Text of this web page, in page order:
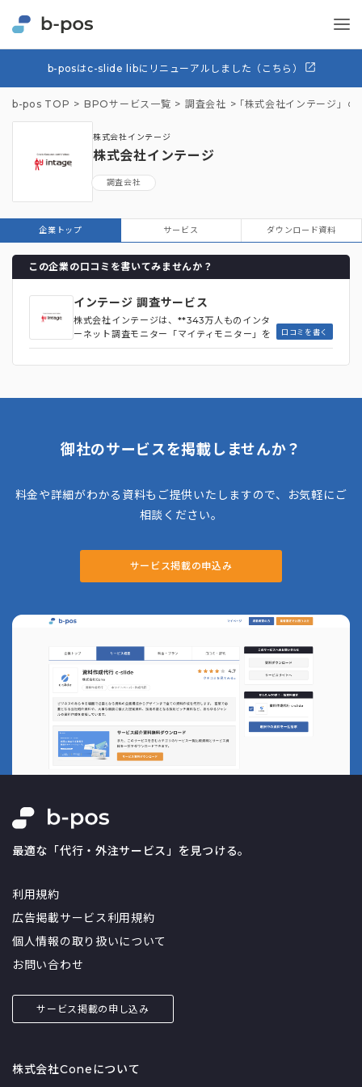
b-posはc-slide libにリニューアルしました（こちら）
b-pos TOP BPOサービス一覧 調査会社 「株式会社インテージ」
株式会社インテージ
株式会社インテージ
調査会社
企業トップ サービス ダウンロード資料
この企業の口コミを書いてみませんか？
インテージ 調査サービス
株式会社インテージは、**343万人ものインタ
ーネット調査モニター「マイティモニター」を
保有する調査会社**です。PC・スマホユーザ
す。**ネットリサーチ、インタビュー、ホーム
ユース調査、会場調査など、多様な調査方法に
口コミを書く
御社のサービスを掲載しませんか？
料金や詳細がわかる資料もご提供いたしますので、お気軽にご
相談ください。
サービス掲載の申込み
最適な「代行・外注サービス」を見つける。
利用規約
広告掲載サービス利用規約
個人情報の取り扱いについて
お問い合わせ
サービス掲載の申し込み
株式会社Coneについて